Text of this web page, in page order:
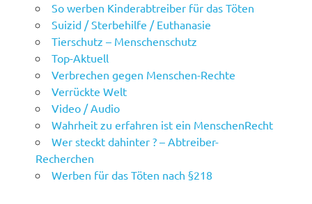
So werben Kinderabtreiber für das Töten
Suizid / Sterbehilfe / Euthanasie
Tierschutz – Menschenschutz
Top-Aktuell
Verbrechen gegen Menschen-Rechte
Verrückte Welt
Video / Audio
Wahrheit zu erfahren ist ein MenschenRecht
Wer steckt dahinter ? – Abtreiber-
Recherchen
Werben für das Töten nach §218